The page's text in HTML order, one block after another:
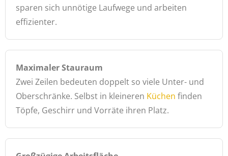
sparen sich unnötige Laufwege und arbeiten
effizienter.
Maximaler Stauraum
Zwei Zeilen bedeuten doppelt so viele Unter- und
Oberschränke. Selbst in kleineren Küchen finden
Töpfe, Geschirr und Vorräte ihren Platz.